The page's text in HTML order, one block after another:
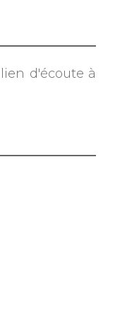
d'écoute à